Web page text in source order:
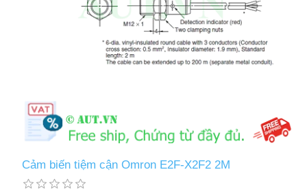
Cảm biến tiệm cận Omron E2F-X2F2 2M